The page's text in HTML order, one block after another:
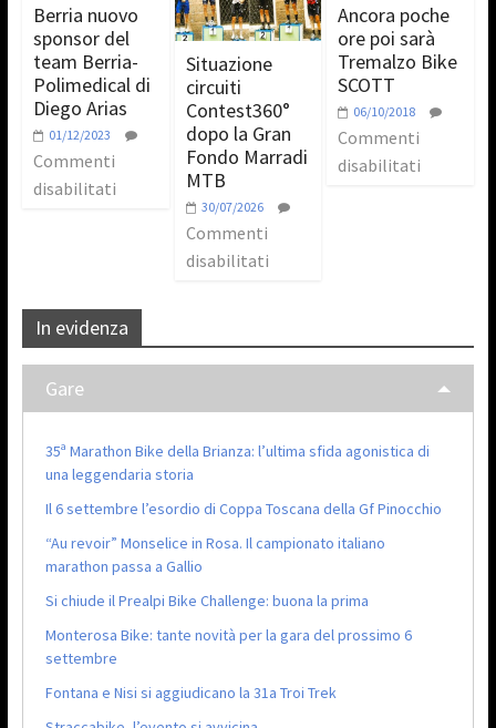
Berria nuovo
sponsor del
team Berria-
Polimedical di
Diego Arias
01/12/2023
Commenti
disabilitati
Situazione
circuiti
Contest360°
dopo la Gran
Fondo Marradi
MTB
30/07/2026
Commenti
disabilitati
Ancora poche
ore poi sarà
Tremalzo Bike
SCOTT
06/10/2018
Commenti
disabilitati
In evidenza
Gare
35ª Marathon Bike della Brianza: l’ultima sfida agonistica di
una leggendaria storia
Il 6 settembre l’esordio di Coppa Toscana della Gf Pinocchio
“Au revoir” Monselice in Rosa. Il campionato italiano
marathon passa a Gallio
Si chiude il Prealpi Bike Challenge: buona la prima
Monterosa Bike: tante novità per la gara del prossimo 6
settembre
Fontana e Nisi si aggiudicano la 31a Troi Trek